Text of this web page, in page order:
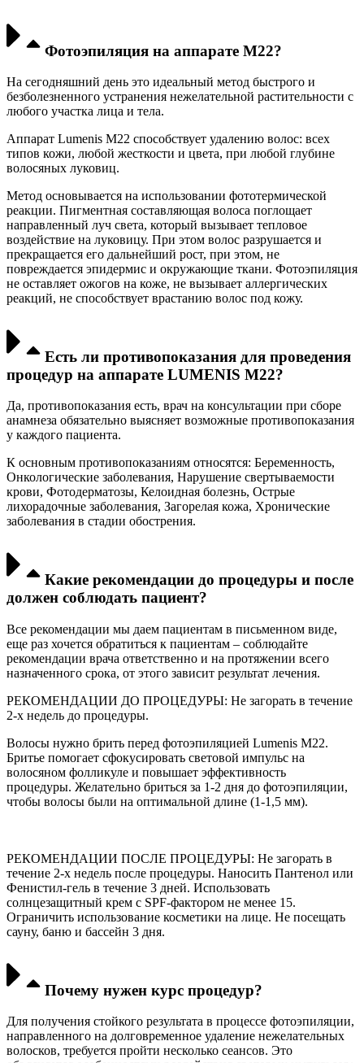
Фотоэпиляция на аппарате М22?
На сегодняшний день это идеальный метод быстрого и
безболезненного устранения нежелательной растительности с
любого участка лица и тела.
Аппарат Lumenis М22 способствует удалению волос: всех
типов кожи, любой жесткости и цвета, при любой глубине
волосяных луковиц.
Метод основывается на использовании фототермической
реакции. Пигментная составляющая волоса поглощает
направленный луч света, который вызывает тепловое
воздействие на луковицу. При этом волос разрушается и
прекращается его дальнейший рост, при этом, не
повреждается эпидермис и окружающие ткани. Фотоэпиляция
не оставляет ожогов на коже, не вызывает аллергических
реакций, не способствует врастанию волос под кожу.
Есть ли противопоказания для проведения
процедур на аппарате LUMENIS M22?
Да, противопоказания есть, врач на консультации при сборе
анамнеза обязательно выясняет возможные противопоказания
у каждого пациента.
К основным противопоказаниям относятся: Беременность,
Онкологические заболевания, Нарушение свертываемости
крови, Фотодерматозы, Келоидная болезнь, Острые
лихорадочные заболевания, Загорелая кожа, Хронические
заболевания в стадии обострения.
Какие рекомендации до процедуры и после
должен соблюдать пациент?
Все рекомендации мы даем пациентам в письменном виде,
еще раз хочется обратиться к пациентам – соблюдайте
рекомендации врача ответственно и на протяжении всего
назначенного срока, от этого зависит результат лечения.
РЕКОМЕНДАЦИИ ДО ПРОЦЕДУРЫ: Не загорать в течение
2-х недель до процедуры.
Волосы нужно брить перед фотоэпиляцией Lumenis M22.
Бритье помогает сфокусировать световой импульс на
волосяном фолликуле и повышает эффективность
процедуры. Желательно бриться за 1-2 дня до фотоэпиляции,
чтобы волосы были на оптимальной длине (1-1,5 мм).
РЕКОМЕНДАЦИИ ПОСЛЕ ПРОЦЕДУРЫ: Не загорать в
течение 2-х недель после процедуры. Наносить Пантенол или
Фенистил-гель в течение 3 дней. Использовать
солнцезащитный крем с SPF-фактором не менее 15.
Ограничить использование косметики на лице. Не посещать
сауну, баню и бассейн 3 дня.
Почему нужен курс процедур?
Для получения стойкого результата в процессе фотоэпиляции,
направленного на долговременное удаление нежелательных
волосков, требуется пройти несколько сеансов. Это